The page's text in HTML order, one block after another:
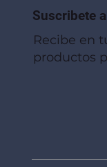
Suscribete
Recibe en
productos